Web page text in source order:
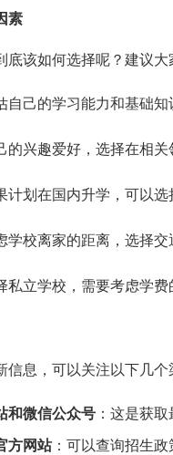
素
该如何选择呢？建议大
自己的学习能力和基础知
的兴趣爱好，选择在相关
计划在国内升学，可以
学校离家的距离，选择交
私立学校，需要考虑学费
息，可以关注以下几个
和微信公众号 ：这是获
方网站：可以查询招生政